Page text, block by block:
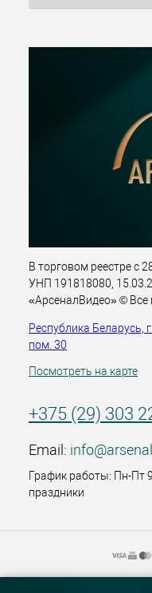
В торговом реестре с
УНП 191818080,
«АрсеналВидео» ©
Республика Беларусь,
пом. 30
Посмотреть на карте
+375 (29) 303
Email:
График работы: Пн-Пт
праздники